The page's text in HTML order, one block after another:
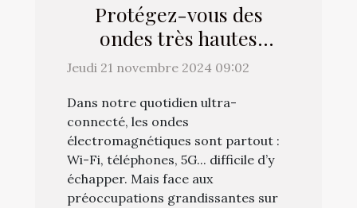
Protégez-vous des
ondes très hautes
fréquences grâce aux
Protection !
Jeudi 21 novembre 2024 09:02
Dans notre quotidien ultra-
connecté, les ondes
électromagnétiques sont partout :
Wi-Fi, téléphones, 5G... difficile d’y
échapper. Mais face aux
préoccupations grandissantes sur